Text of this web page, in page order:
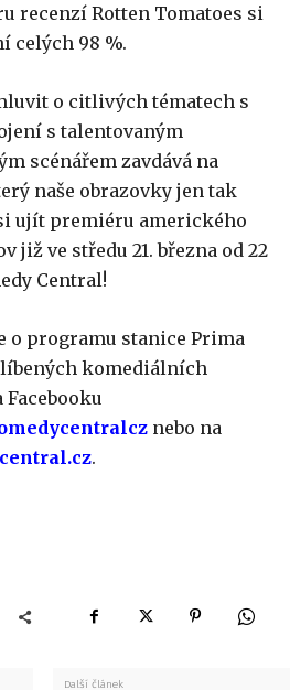
recenzí Rotten Tomatoes si
celých 98 %.
o citlivých tématech s
s talentovaným
scénářem zavdává na
naše obrazovky jen tak
ujít premiéru amerického
již ve středu 21. března od 22
Central!
o programu stanice Prima
komediálních
nebo na
.
Další článek